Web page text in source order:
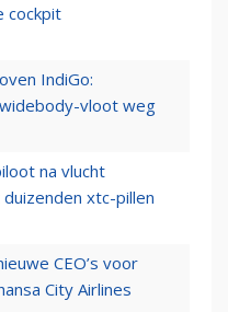
cockpit
IndiGo:
vloot weg
na vlucht
xtc-pillen
CEO’s voor
City Airlines